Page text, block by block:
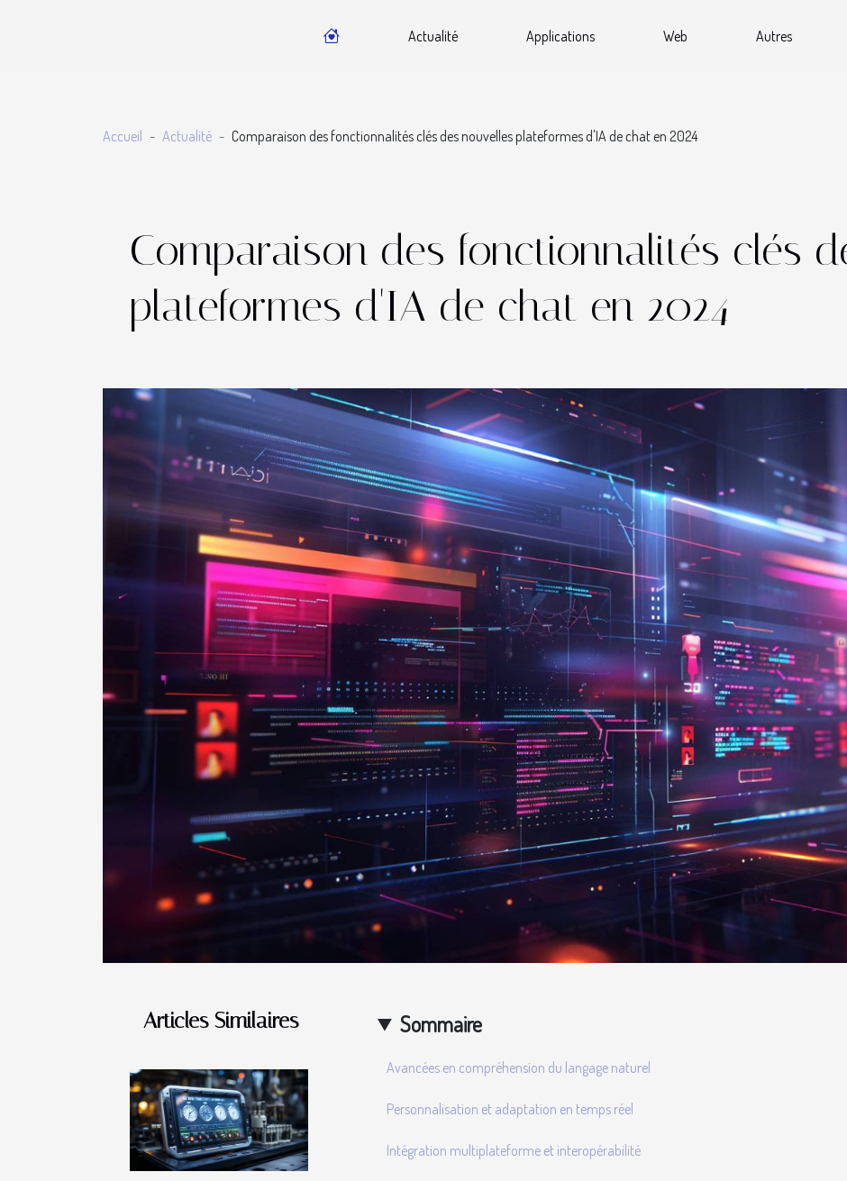
Actualité Applications Web Autres
Accueil Actualité Comparaison des fonctionnalités clés des nouvelles plateformes d'IA de chat en 2024
Comparaison des fonctionnalités clés
plateformes d'IA de chat en 2024
Articles Similaires Sommaire
Avancées en compréhension du langage naturel
Personnalisation et adaptation en temps réel
Intégration multiplateforme et interopérabilité